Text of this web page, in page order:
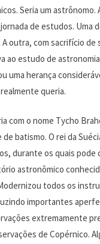
Seria um astrônomo.
de estudos. Uma
A outra, com sacrifício de
ao estudo de
uma herança
queria.
com o nome Tycho
batismo. O rei da
durante os quais pode
astronômico
todos os
importantes
extremamente
de Copérnico.